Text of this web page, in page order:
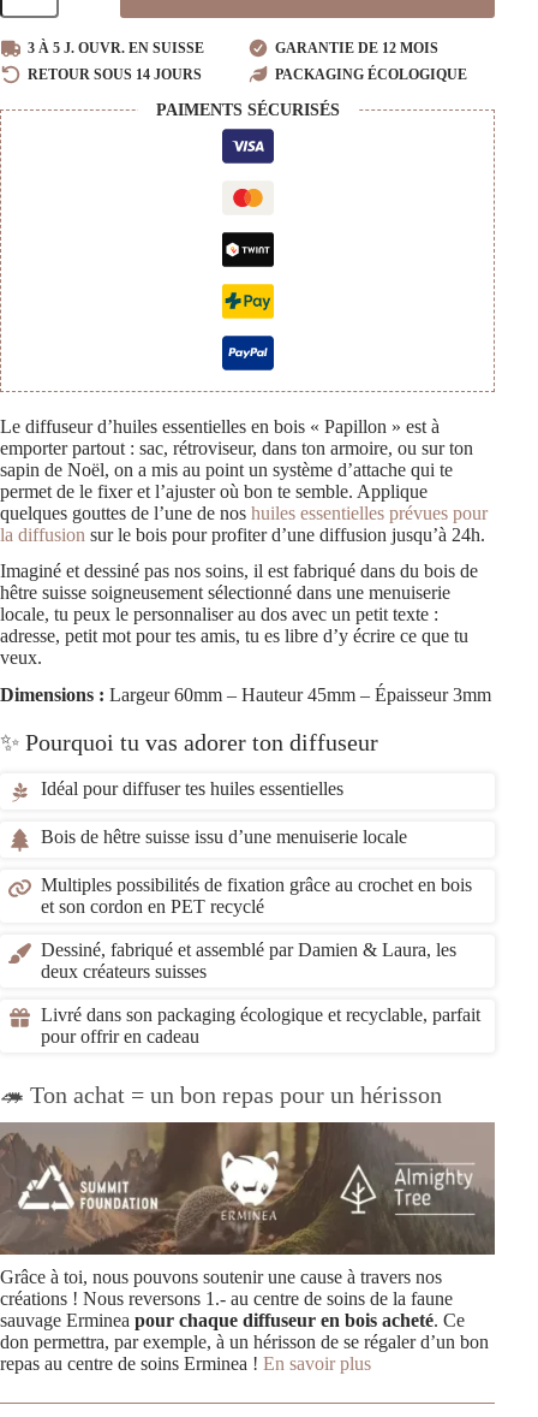
d'huiles
essentielles
en
bois
Papillon
3 À 5 J. OUVR. EN SUISSE
GARANTIE DE 12 MOIS
RETOUR SOUS 14 JOURS
PACKAGING ÉCOLOGIQUE
PAIMENTS SÉCURISÉS
Le diffuseur d’huiles essentielles en bois « Papillon » est à
emporter partout : sac, rétroviseur, dans ton armoire, ou sur ton
sapin de Noël, on a mis au point un système d’attache qui te
permet de le fixer et l’ajuster où bon te semble. Applique
quelques gouttes de l’une de nos huiles essentielles prévues pour
la diffusion sur le bois pour profiter d’une diffusion jusqu’à 24h.
Imaginé et dessiné pas nos soins, il est fabriqué dans du bois de
hêtre suisse soigneusement sélectionné dans une menuiserie
locale, tu peux le personnaliser au dos avec un petit texte :
adresse, petit mot pour tes amis, tu es libre d’y écrire ce que tu
veux.
Dimensions : Largeur 60mm – Hauteur 45mm – Épaisseur 3mm
✨ Pourquoi tu vas adorer ton diffuseur
Idéal pour diffuser tes huiles essentielles
Bois de hêtre suisse issu d’une menuiserie locale
Multiples possibilités de fixation grâce au crochet en bois
et son cordon en PET recyclé
Dessiné, fabriqué et assemblé par Damien & Laura, les
deux créateurs suisses
Livré dans son packaging écologique et recyclable, parfait
pour offrir en cadeau
🦔 Ton achat = un bon repas pour un hérisson
Grâce à toi, nous pouvons soutenir une cause à travers nos
créations ! Nous reversons 1.- au centre de soins de la faune
sauvage Erminea pour chaque diffuseur en bois acheté. Ce
don permettra, par exemple, à un hérisson de se régaler d’un bon
repas au centre de soins Erminea ! En savoir plus